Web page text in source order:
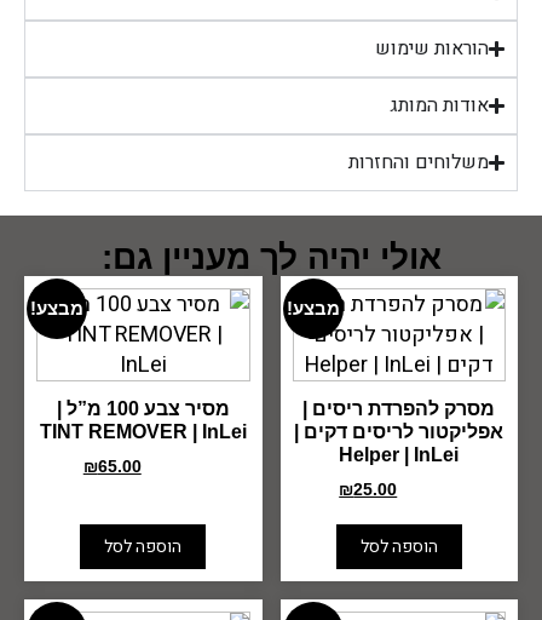
הוראות שימוש
אודות המותג
משלוחים והחזרות
אולי יהיה לך מעניין גם:
מבצע!
מסרק להפרדת ריסים |
אפליקטור לריסים דקים |
Helper | InLei
₪25.00
הוספה לסל
מבצע!
מסיר צבע 100 מ”ל |
TINT REMOVER | InLei
₪65.00
הוספה לסל